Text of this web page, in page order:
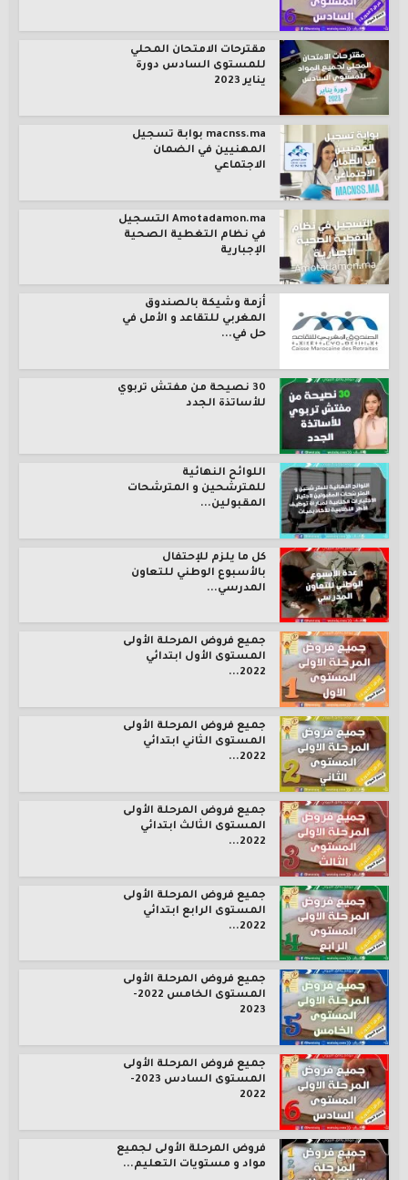
مقترحات الامتحان المحلي
للمستوى السادس دورة
يناير 2023
macnss.ma بوابة تسجيل
المهنيين في الضمان
الاجتماعي
Amotadamon.ma التسجيل
في نظام التغطية الصحية
الإجبارية
أزمة وشيكة بالصندوق
المغربي للتقاعد و الأمل في
حل في...
30 نصيحة من مفتش تربوي
للأساتذة الجدد
اللوائح النهائية
للمترشحين و المترشحات
المقبولين...
كل ما يلزم للإحتفال
بالأسبوع الوطني للتعاون
المدرسي...
جميع فروض المرحلة الأولى
المستوى الأول ابتدائي
2022...
جميع فروض المرحلة الأولى
المستوى الثاني ابتدائي
2022...
جميع فروض المرحلة الأولى
المستوى الثالث ابتدائي
2022...
جميع فروض المرحلة الأولى
المستوى الرابع ابتدائي
2022...
جميع فروض المرحلة الأولى
المستوى الخامس 2022-
2023
جميع فروض المرحلة الأولى
المستوى السادس 2023-
2022
فروض المرحلة الأولى لجميع
مواد و مستويات التعليم...